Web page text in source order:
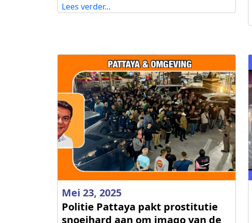
Lees verder...
Mei 23, 2025
Politie Pattaya pakt prostitutie
snoeihard aan om imago van de